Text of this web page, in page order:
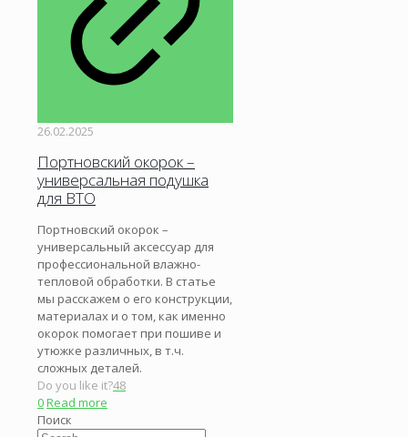
26.02.2025
Портновский окорок –
универсальная подушка
для ВТО
Портновский окорок –
универсальный аксессуар для
профессиональной влажно-
тепловой обработки. В статье
мы расскажем о его конструкции,
материалах и о том, как именно
окорок помогает при пошиве и
утюжке различных, в т.ч.
сложных деталей.
Do you like it?48
0Read more
Поиск